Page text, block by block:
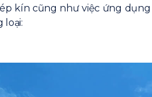
kín cũng như việc ứng
loại: